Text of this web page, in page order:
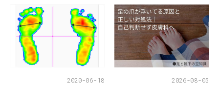
2020-06-18 2026-08-05